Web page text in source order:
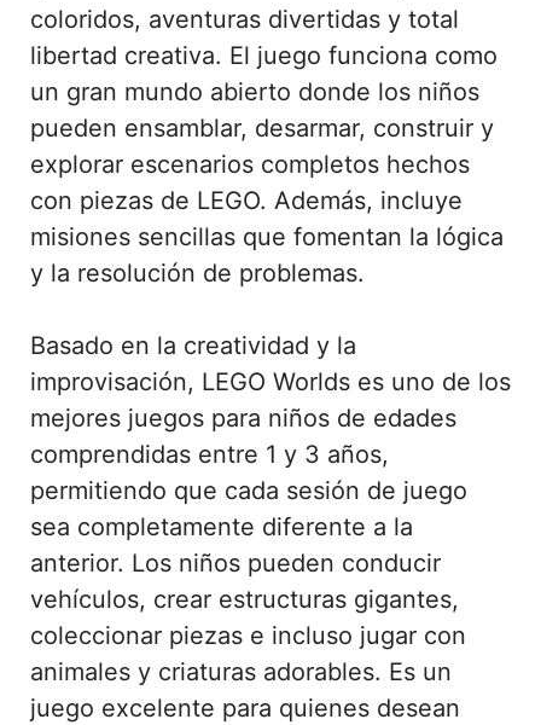
coloridos, aventuras divertidas y total
libertad creativa. El juego funciona como
un gran mundo abierto donde los niños
pueden ensamblar, desarmar, construir y
explorar escenarios completos hechos
con piezas de LEGO. Además, incluye
misiones sencillas que fomentan la lógica
y la resolución de problemas.
Basado en la creatividad y la
improvisación, LEGO Worlds es uno de los
mejores juegos para niños de edades
comprendidas entre 1 y 3 años,
permitiendo que cada sesión de juego
sea completamente diferente a la
anterior. Los niños pueden conducir
vehículos, crear estructuras gigantes,
coleccionar piezas e incluso jugar con
animales y criaturas adorables. Es un
juego excelente para quienes desean